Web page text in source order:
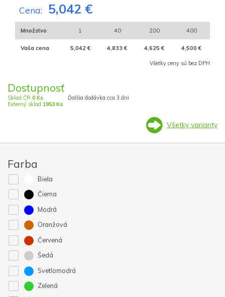
Cena: 5,042 €
Množstvo 1 40 200 400
Vaša cena 5,042 € 4,833 € 4,625 € 4,500 €
Všetky ceny sú bez DPH
Dostupnosť
Sklad ČR 0 Ks
Externý sklad 1953 Ks
Ďalšia dodávka cca 3 dni
Všetky varianty
Farba
Biela
Čierna
Modrá
Oranžová
Červená
Šedá
Svetlomodrá
Zelená